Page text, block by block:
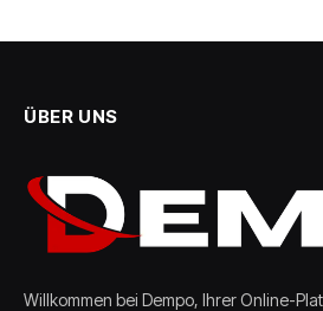
ÜBER UNS
Willkommen bei Dempo, Ihrer Online-